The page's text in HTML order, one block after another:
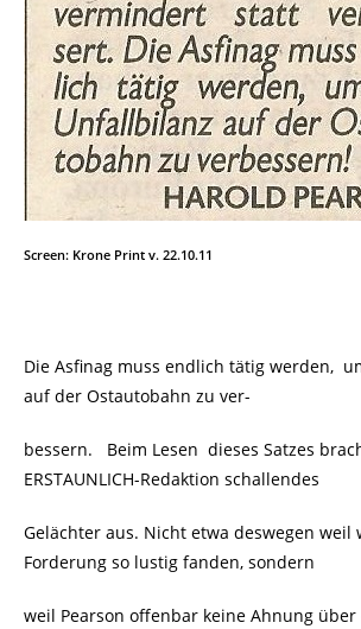
Screen: Krone Print v. 22.10.11
Die Asfinag muss endlich tätig werden,
auf der Ostautobahn zu ver-
bessern. Beim Lesen dieses Satzes
ERSTAUNLICH-Redaktion schallendes
Gelächter aus. Nicht etwa deswegen weil
Forderung so lustig fanden, sondern
weil Pearson offenbar keine Ahnung